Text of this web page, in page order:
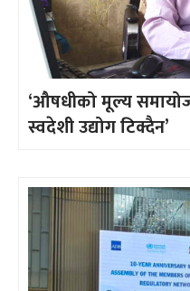
‘औषधीको मूल्य
स्वदेशी उद्योग टिक्दैन’